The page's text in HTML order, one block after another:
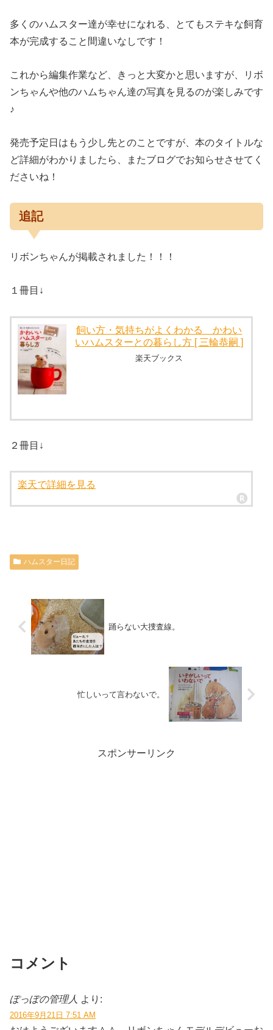
多くのハムスター達が幸せになれる、とてもステキな飼育
本が完成すること間違いなしです！
これから編集作業など、きっと大変かと思いますが、リボ
ンちゃんや他のハムちゃん達の写真を見るのが楽しみです
♪
発売予定日はもう少し先とのことですが、本のタイトルな
ど詳細がわかりましたら、またブログでお知らせさせてく
ださいね！
追記
リボンちゃんが掲載されました！！！
１冊目↓
飼い方・気持ちがよくわかる かわい
いハムスターとの暮らし方 [ 三輪恭嗣 ]
楽天ブックス
２冊目↓
楽天で詳細を見る
ハムスター日記
踊らない大捜査線。
忙しいって言わないで。
スポンサーリンク
コメント
ぽっぽの管理人 より:
2016年9月21日 7:51 AM